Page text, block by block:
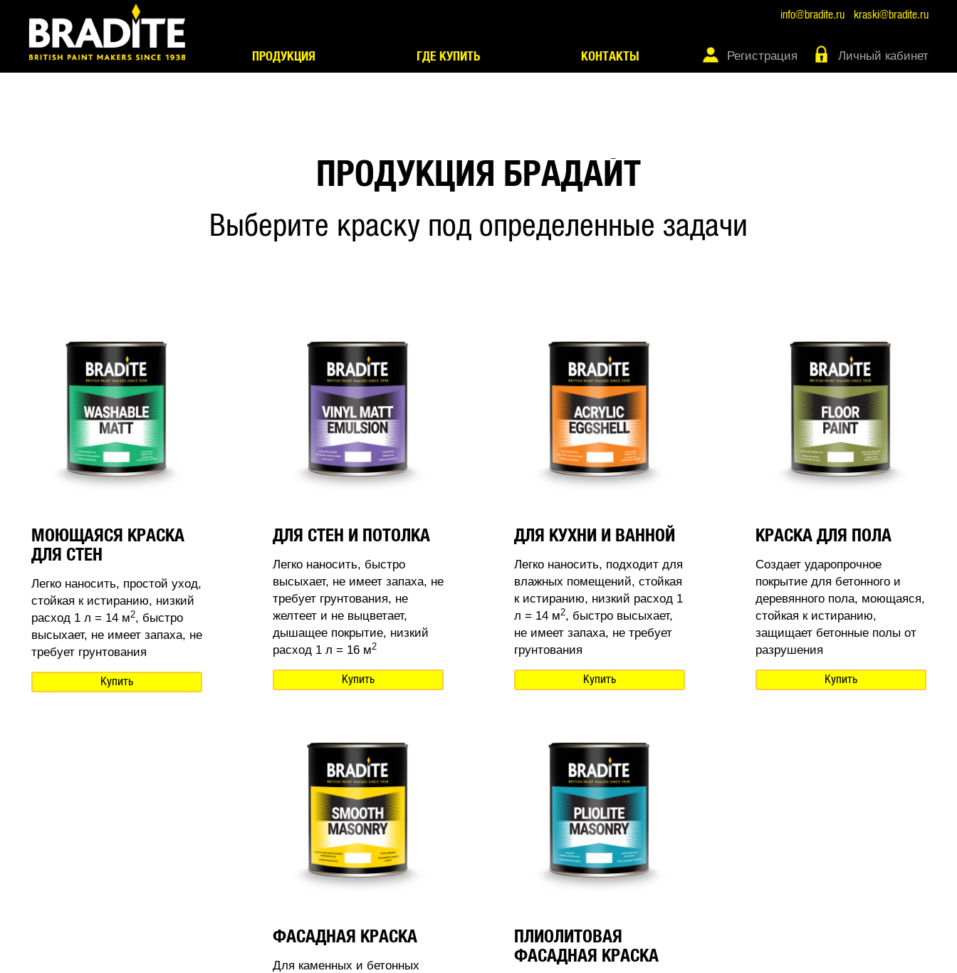
info@bradite.ru kraski@bradite.ru
ПРОДУКЦИЯ ГДЕ КУПИТЬ КОНТАКТЫ Регистрация Личный кабинет
ПРОДУКЦИЯ БРАДАЙТ
Выберите краску под определенные задачи
МОЮЩАЯСЯ КРАСКА
ДЛЯ СТЕН
Легко наносить, простой уход,
стойкая к истиранию, низкий
расход 1 л = 14 м2, быстро
высыхает, не имеет запаха, не
требует грунтования
Купить
ДЛЯ СТЕН И ПОТОЛКА
Легко наносить, быстро
высыхает, не имеет запаха, не
требует грунтования, не
желтеет и не выцветает,
дышащее покрытие, низкий
расход 1 л = 16 м2
Купить
ДЛЯ КУХНИ И ВАННОЙ
Легко наносить, подходит для
влажных помещений, стойкая
к истиранию, низкий расход 1
л = 14 м2, быстро высыхает,
не имеет запаха, не требует
грунтования
Купить
КРАСКА ДЛЯ ПОЛА
Создает ударопрочное
покрытие для бетонного и
деревянного пола, моющаяся,
стойкая к истиранию,
защищает бетонные полы от
разрушения
Купить
ФАСАДНАЯ КРАСКА
Для каменных и бетонных
ПЛИОЛИТОВАЯ
ФАСАДНАЯ КРАСКА